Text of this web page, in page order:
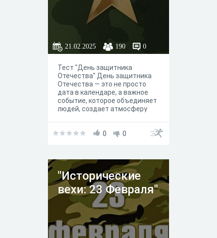
21.02.2025 190 0
Тест "День защитника
Отечества" День защитника
Отечества — это не просто
дата в календаре, а важное
событие, которое объединяет
людей, создает атмосферу
страны и своих близких. В этот
отдали свои жизни за защиту
Родины. Праздник стал
символом уважения к истории
страны и ее героям.
0 0
"Исторические
вехи: 23 Февраля"